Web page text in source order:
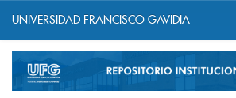
navigation
UNIVERSIDAD FRANCISCO GAVIDIA